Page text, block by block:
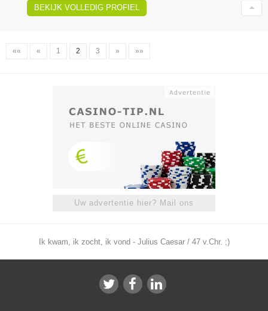
BEKIJK VOLLEDIG PROFIEL
«« « 1 2 3 » »»
Uw advertentie hier? Mail ons
Ik kwam, ik zocht, ik vond - Julius Caesar / 47 v.Chr. ;)